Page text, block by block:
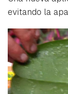
evitando la